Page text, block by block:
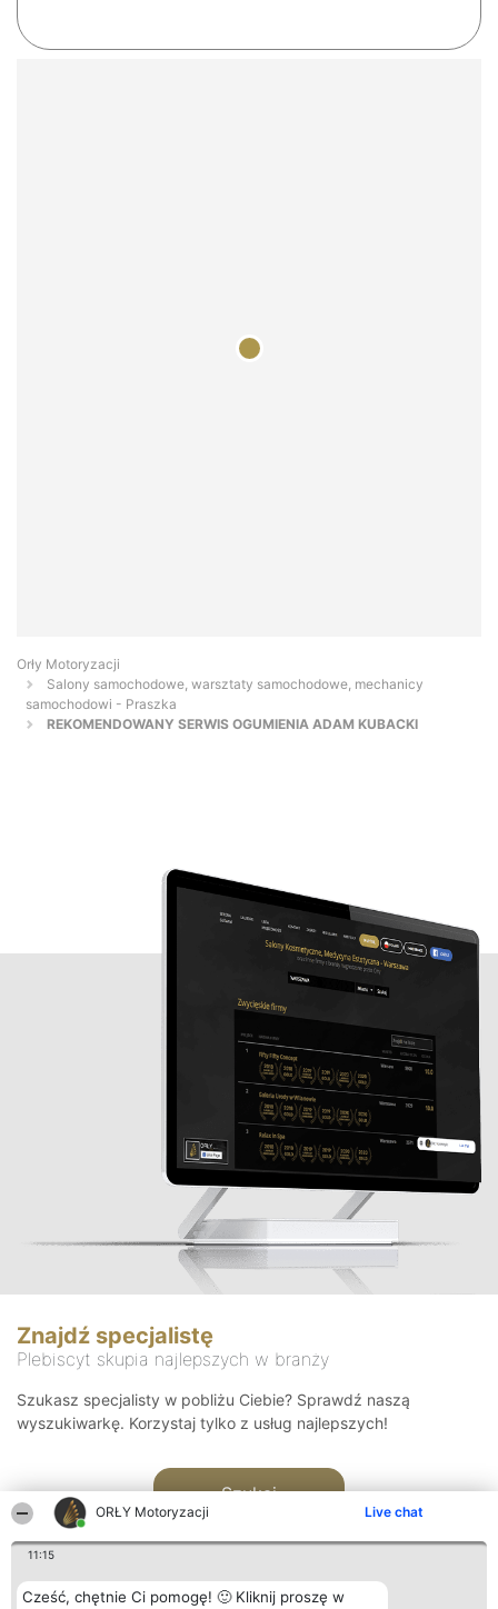
ORŁY Motoryzacji Live chat
11:15
Cześć, chętnie Ci pomogę! 🙂 Kliknij proszę w
Orły Motoryzacji
Salony samochodowe, warsztaty samochodowe, mechanicy
samochodowi - Praszka
REKOMENDOWANY SERWIS OGUMIENIA ADAM KUBACKI
Znajdź specjalistę
Plebiscyt skupia najlepszych w branży
Szukasz specjalisty w pobliżu Ciebie? Sprawdź naszą
wyszukiwarkę. Korzystaj tylko z usług najlepszych!
Szukaj